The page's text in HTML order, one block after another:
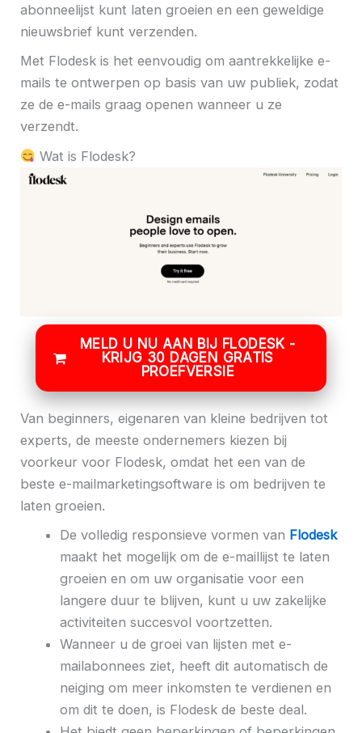
abonneelijst kunt laten groeien en een geweldige
nieuwsbrief kunt verzenden.
Met Flodesk is het eenvoudig om aantrekkelijke e-
mails te ontwerpen op basis van uw publiek, zodat
ze de e-mails graag openen wanneer u ze
verzendt.
Wat is Flodesk?
MELD U NU AAN BIJ FLODESK -
KRIJG 30 DAGEN GRATIS
PROEFVERSIE
Van beginners, eigenaren van kleine bedrijven tot
experts, de meeste ondernemers kiezen bij
voorkeur voor Flodesk, omdat het een van de
beste e-mailmarketingsoftware is om bedrijven te
laten groeien.
De volledig responsieve vormen van Flodesk
maakt het mogelijk om de e-maillijst te laten
groeien en om uw organisatie voor een
langere duur te blijven, kunt u uw zakelijke
activiteiten succesvol voortzetten.
Wanneer u de groei van lijsten met e-
mailabonnees ziet, heeft dit automatisch de
neiging om meer inkomsten te verdienen en
om dit te doen, is Flodesk de beste deal.